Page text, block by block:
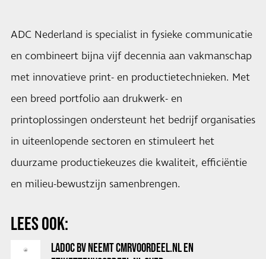
ADC Nederland is specialist in fysieke communicatie
en combineert bijna vijf decennia aan vakmanschap
met innovatieve print- en productietechnieken. Met
een breed portfolio aan drukwerk- en
printoplossingen ondersteunt het bedrijf organisaties
in uiteenlopende sectoren en stimuleert het
duurzame productiekeuzes die kwaliteit, efficiëntie
en milieu-bewustzijn samenbrengen.
LEES OOK:
LADOC BV NEEMT CMRVOORDEEL.NL EN